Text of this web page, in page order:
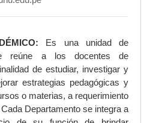
Es una unidad de
reúne a los docentes de
de estudiar, investigar y
estrategias pedagógicas y
o materias, a requerimiento
Departamento se integra a